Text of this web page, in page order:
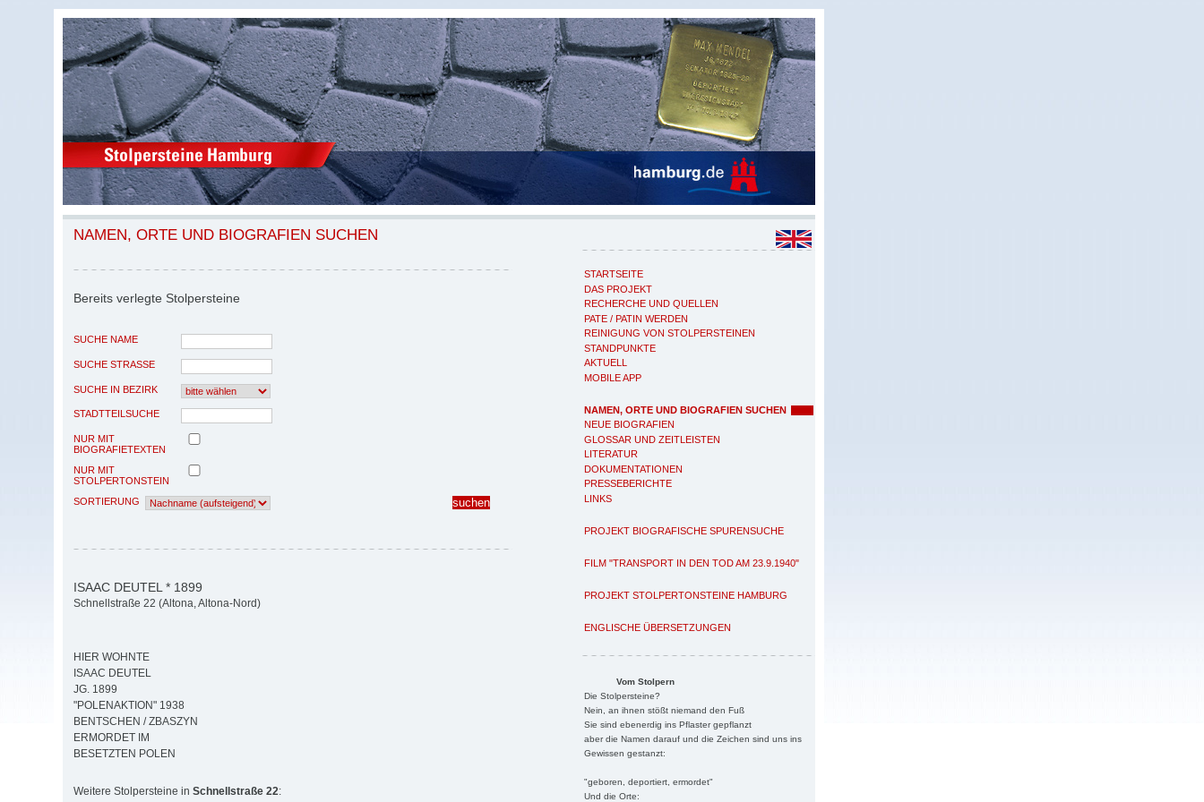
STARTSEITE
DAS PROJEKT
RECHERCHE UND QUELLEN
PATE / PATIN WERDEN
REINIGUNG VON STOLPERSTEINEN
STANDPUNKTE
AKTUELL
MOBILE APP
NAMEN, ORTE UND BIOGRAFIEN SUCHEN
NEUE BIOGRAFIEN
GLOSSAR UND ZEITLEISTEN
LITERATUR
DOKUMENTATIONEN
PRESSEBERICHTE
LINKS
PROJEKT BIOGRAFISCHE SPURENSUCHE
FILM "TRANSPORT IN DEN TOD AM 23.9.1940"
PROJEKT STOLPERTONSTEINE HAMBURG
ENGLISCHE ÜBERSETZUNGEN
Vom Stolpern
Die Stolpersteine?
Nein, an ihnen stößt niemand den Fuß
Sie sind ebenerdig ins Pflaster gepflanzt
aber die Namen darauf und die Zeichen sind uns ins
Gewissen gestanzt:
"geboren, deportiert, ermordet"
Und die Orte:
NAMEN, ORTE UND BIOGRAFIEN SUCHEN
Bereits verlegte Stolpersteine
SUCHE NAME
SUCHE STRASSE
SUCHE IN BEZIRK
STADTTEILSUCHE
NUR MIT
BIOGRAFIETEXTEN
NUR MIT
STOLPERTONSTEIN
SORTIERUNG
ISAAC DEUTEL * 1899
Schnellstraße 22 (Altona, Altona-Nord)
HIER WOHNTE
ISAAC DEUTEL
JG. 1899
"POLENAKTION" 1938
BENTSCHEN / ZBASZYN
ERMORDET IM
BESETZTEN POLEN
Weitere Stolpersteine in Schnellstraße 22: